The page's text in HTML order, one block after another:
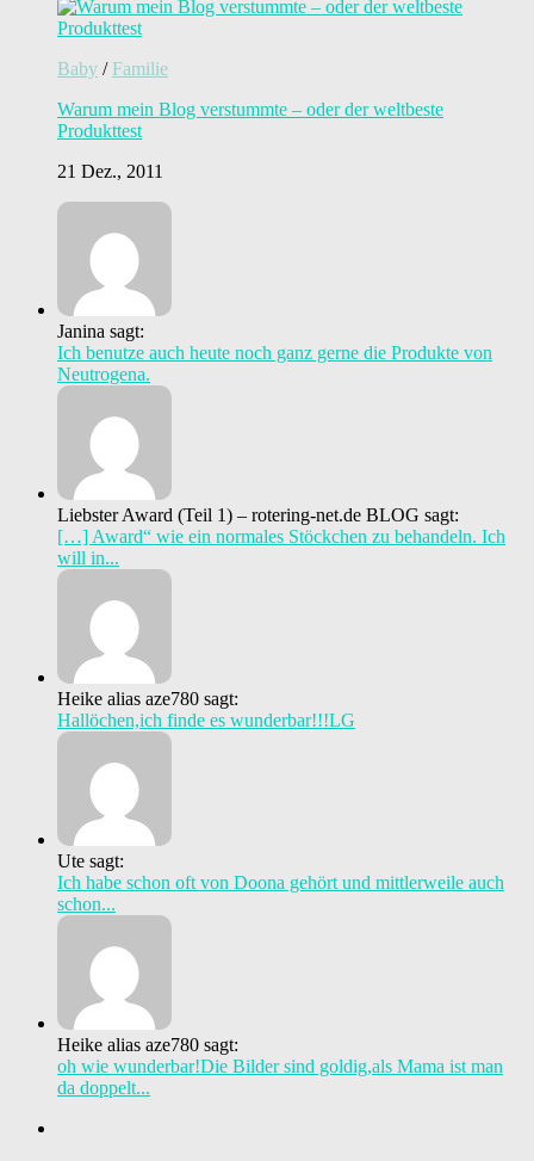
Baby / Familie
Warum mein Blog verstummte – oder der weltbeste
Produkttest
21 Dez., 2011
Janina sagt:
Ich benutze auch heute noch ganz gerne die Produkte von
Neutrogena.
Liebster Award (Teil 1) – rotering-net.de BLOG sagt:
[…] Award“ wie ein normales Stöckchen zu behandeln. Ich
will in...
Heike alias aze780 sagt:
Hallöchen,ich finde es wunderbar!!!LG
Ute sagt:
Ich habe schon oft von Doona gehört und mittlerweile auch
schon...
Heike alias aze780 sagt:
oh wie wunderbar!Die Bilder sind goldig,als Mama ist man
da doppelt...